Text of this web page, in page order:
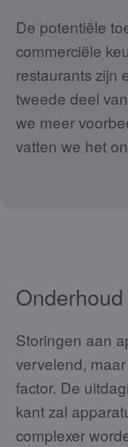
De potentiële
commerciële
restaurants zijn
tweede deel
we meer
vatten we het
Storingen aan
vervelend,
factor. De
kant zal
complexer